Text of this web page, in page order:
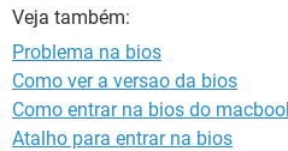
Veja também:
Problema na bios
Como ver a versao da bios
Como entrar na bios do
Atalho para entrar na bios